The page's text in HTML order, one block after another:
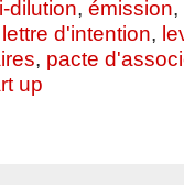
dilution, émission,
lettre d'intention,
, pacte
up